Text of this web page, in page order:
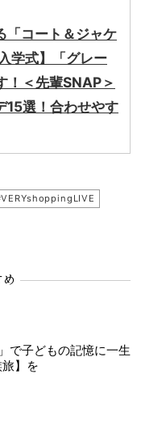
「コート＆ジャケ
学式】「グレー
！＜先輩SNAP＞
15選！合わせやす
め
で子どもの記憶に一生
】を